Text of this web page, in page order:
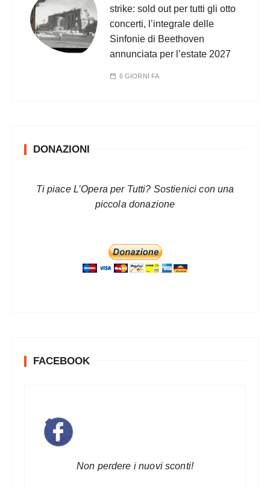
strike: sold out per tutti gli otto
concerti, l’integrale delle
Sinfonie di Beethoven
annunciata per l’estate 2027
6 GIORNI FA
DONAZIONI
Ti piace L’Opera per Tutti? Sostienici con una
piccola donazione
FACEBOOK
Non perdere i nuovi sconti!